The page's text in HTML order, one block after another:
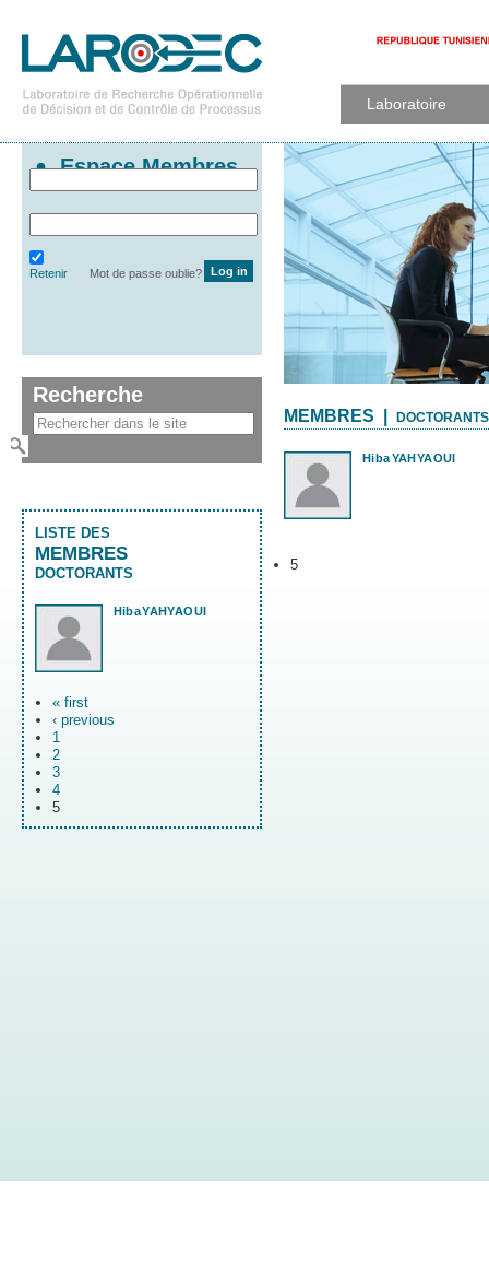
Laboratoire
MEMBRES | DOCTORANTS
HibaYAHYAOUI
5
Espace Membres
Retenir Mot de passe oublie?
Recherche
LISTE DES
MEMBRES
DOCTORANTS
HibaYAHYAOUI
« first
‹ previous
1
2
3
4
5